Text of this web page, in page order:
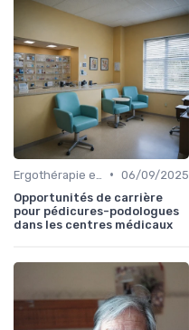
• 06/09/2025
Opportunités de carrière
pour pédicures-podologues
dans les centres médicaux